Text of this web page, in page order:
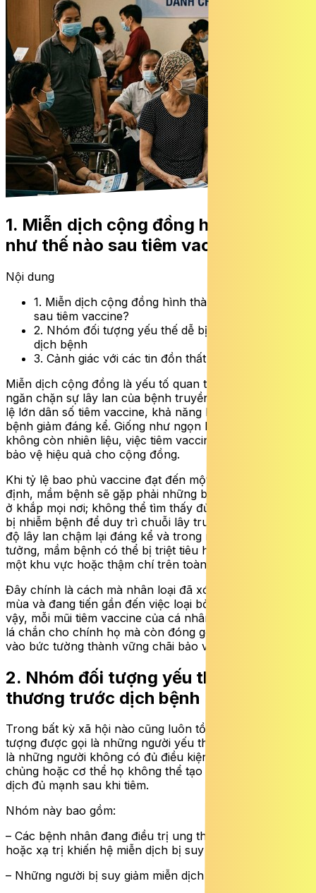
1. Miễn dịch cộng đồng hình thành
như thế nào sau tiêm vaccine?
Nội dung
1. Miễn dịch cộng đồng hình thành như thế nào
sau tiêm vaccine?
2. Nhóm đối tượng yếu thế dễ bị tổn thương trước
dịch bệnh
3. Cảnh giác với các tin đồn thất thiệt về vaccine
Miễn dịch cộng đồng là yếu tố quan trọng trong việc
ngăn chặn sự lây lan của bệnh truyền nhiễm. Khi một tỷ
lệ lớn dân số tiêm vaccine, khả năng lây truyền mầm
bệnh giảm đáng kể. Giống như ngọn lửa bị dập tắt khi
không còn nhiên liệu, việc tiêm vaccine tạo ra hàng rào
bảo vệ hiệu quả cho cộng đồng.
Khi tỷ lệ bao phủ vaccine đạt đến một ngưỡng nhất
định, mầm bệnh sẽ gặp phải những bức tường miễn dịch
ở khắp mọi nơi; không thể tìm thấy đủ số lượng người dễ
bị nhiễm bệnh để duy trì chuỗi lây truyền. Kết quả là tốc
độ lây lan chậm lại đáng kể và trong những điều kiện lý
tưởng, mầm bệnh có thể bị triệt tiêu hoàn toàn trong
một khu vực hoặc thậm chí trên toàn thế giới.
Đây chính là cách mà nhân loại đã xóa sổ bệnh đậu
mùa và đang tiến gần đến việc loại bỏ bệnh bại liệt. Như
vậy, mỗi mũi tiêm vaccine của cá nhân không chỉ là một
lá chắn cho chính họ mà còn đóng góp một viên gạch
vào bức tường thành vững chãi bảo vệ toàn bộ xã hội.
2. Nhóm đối tượng yếu thế dễ bị tổn
thương trước dịch bệnh
Trong bất kỳ xã hội nào cũng luôn tồn tại một nhóm đối
tượng được gọi là những người yếu thế về mặt y tế. Đây
là những người không có đủ điều kiện sức khỏe để tiêm
chủng hoặc cơ thể họ không thể tạo ra phản ứng miễn
dịch đủ mạnh sau khi tiêm.
Nhóm này bao gồm:
– Các bệnh nhân đang điều trị ung thư bằng hóa trị
hoặc xạ trị khiến hệ miễn dịch bị suy kiệt
– Những người bị suy giảm miễn dịch bẩm sinh